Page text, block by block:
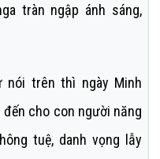
tràn ngập ánh sáng,
trên thì ngày Minh
cho con người năng
tuệ, danh vọng lẫy